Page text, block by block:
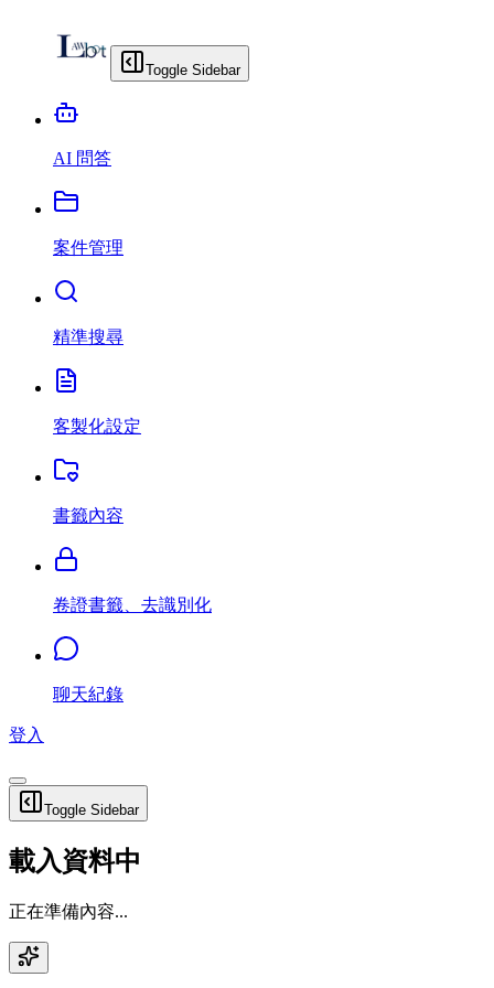
Toggle Sidebar
AI 問答
案件管理
精準搜尋
客製化設定
書籤內容
卷證書籤、去識別化
聊天紀錄
登入
Toggle Sidebar
載入資料中
正在準備內容...